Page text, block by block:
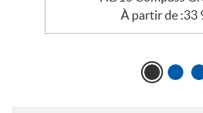
À partir de :33